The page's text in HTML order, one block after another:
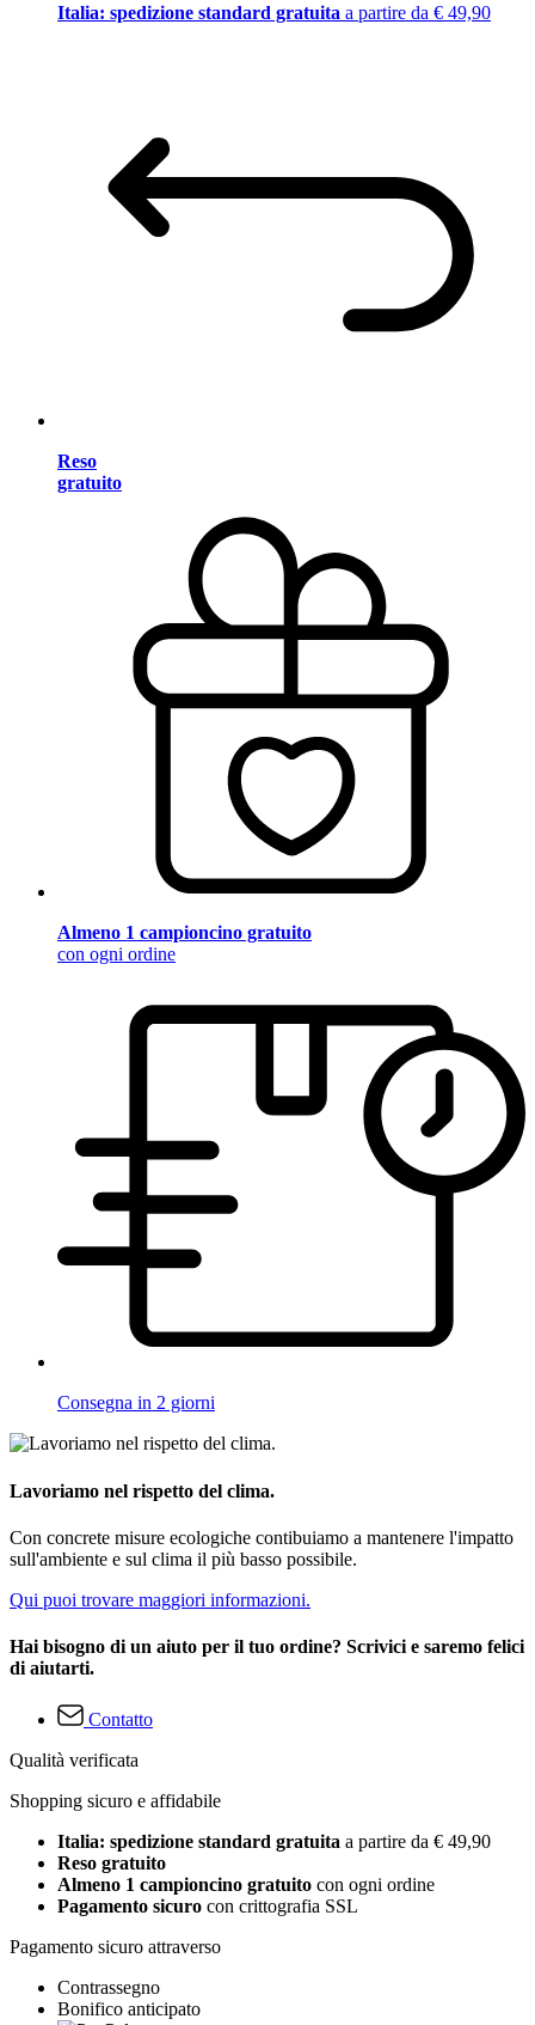
Italia: spedizione standard gratuita a partire da € 49,90
Reso
gratuito
Almeno 1 campioncino gratuito
con ogni ordine
Consegna in 2 giorni
Lavoriamo nel rispetto del clima.
Con concrete misure ecologiche contibuiamo a mantenere l'impatto
sull'ambiente e sul clima il più basso possibile.
Qui puoi trovare maggiori informazioni.
Hai bisogno di un aiuto per il tuo ordine? Scrivici e saremo felici
di aiutarti.
Contatto
Qualità verificata
Shopping sicuro e affidabile
Italia: spedizione standard gratuita a partire da € 49,90
Reso gratuito
Almeno 1 campioncino gratuito con ogni ordine
Pagamento sicuro con crittografia SSL
Pagamento sicuro attraverso
Contrassegno
Bonifico anticipato